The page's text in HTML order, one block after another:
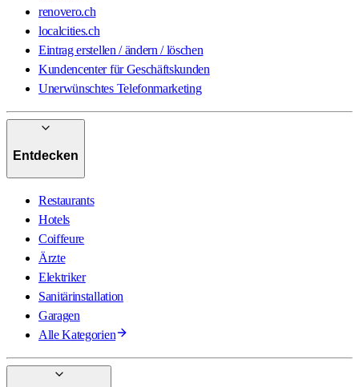
renovero.ch
localcities.ch
Eintrag erstellen / ändern / löschen
Kundencenter für Geschäftskunden
Unerwünschtes Telefonmarketing
Entdecken
Restaurants
Hotels
Coiffeure
Ärzte
Elektriker
Sanitärinstallation
Garagen
Alle Kategorien